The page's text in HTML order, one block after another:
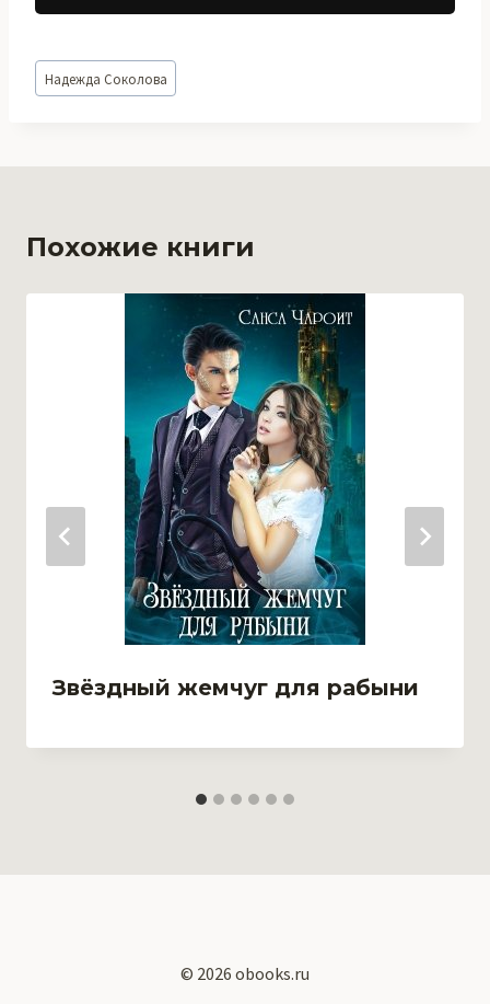
Метки
записи:
Надежда Соколова
Похожие книги
Звёздный жемчуг для рабыни
© 2026 obooks.ru